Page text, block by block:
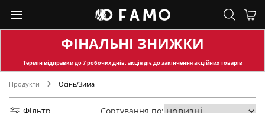
ФІНАЛЬНІ ЗНИЖКИ
Термін відправкидо 7 робочих днів, акція діє до закінчення акційних товарів
Продукти Осінь/Зима